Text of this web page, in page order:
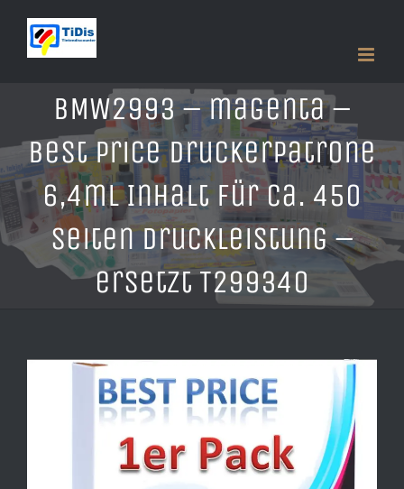
Inhalt
BMW2993 – magenta –
Best Price Druckerpatrone
6,4ml Inhalt für ca. 450
Seiten Druckleistung –
ersetzt T299340